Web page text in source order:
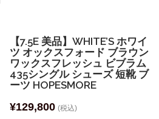
【7.5E 美品】WHITE’S ホワイ
ツ オックスフォード ブラウン
ワックスフレッシュ ビブラム
435シングル シューズ 短靴 ブ
ーツ HOPESMORE
¥129,800 (税込)